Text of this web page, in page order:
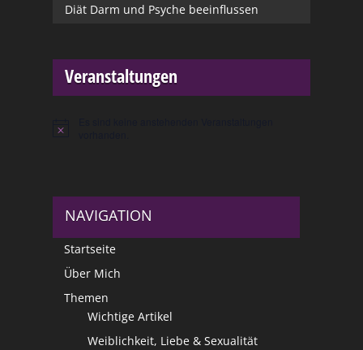
Diät Darm und Psyche beeinflussen
Veranstaltungen
Hinweis
NAVIGATION
Startseite
Über Mich
Themen
Wichtige Artikel
Weiblichkeit, Liebe & Sexualität